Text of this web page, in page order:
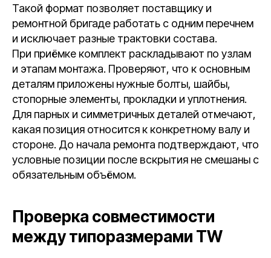
Такой формат позволяет поставщику и
ремонтной бригаде работать с одним перечнем
и исключает разные трактовки состава.
При приёмке комплект раскладывают по узлам
и этапам монтажа. Проверяют, что к основным
деталям приложены нужные болты, шайбы,
стопорные элементы, прокладки и уплотнения.
Для парных и симметричных деталей отмечают,
какая позиция относится к конкретному валу и
стороне. До начала ремонта подтверждают, что
условные позиции после вскрытия не смешаны с
обязательным объёмом.
Проверка совместимости
между типоразмерами TW